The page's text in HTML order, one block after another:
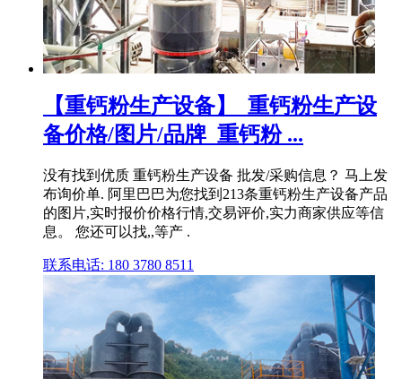
【重钙粉生产设备】_重钙粉生产设
备价格/图片/品牌_重钙粉 ...
没有找到优质 重钙粉生产设备 批发/采购信息？ 马上发
布询价单. 阿里巴巴为您找到213条重钙粉生产设备产品
的图片,实时报价价格行情,交易评价,实力商家供应等信
息。 您还可以找,,等产 .
联系电话: 180 3780 8511